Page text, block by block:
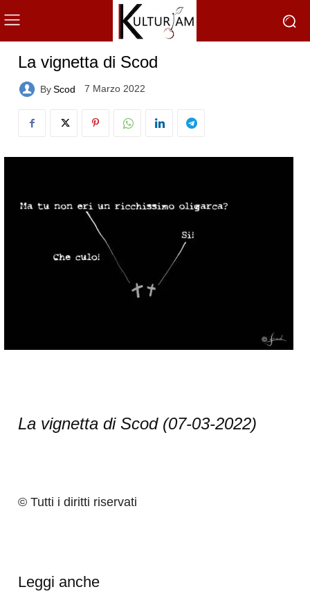
La vignetta di Scod
ByScod 7 Marzo 2022
La vignetta di Scod (07-03-2022)
© Tutti i diritti riservati
Leggi anche